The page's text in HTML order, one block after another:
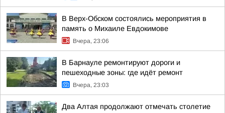
В Верх-Обском состоялись мероприятия в
память о Михаиле Евдокимове
Вчера, 23:06
В Барнауле ремонтируют дороги и
пешеходные зоны: где идёт ремонт
Вчера, 23:03
Два Алтая продолжают отмечать столетие